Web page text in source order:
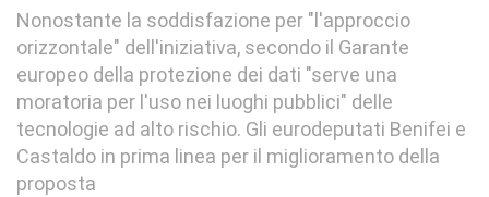
Nonostante la soddisfazione per "l'approccio
orizzontale" dell'iniziativa, secondo il Garante
europeo della protezione dei dati "serve una
moratoria per l'uso nei luoghi pubblici" delle
tecnologie ad alto rischio. Gli eurodeputati Benifei e
Castaldo in prima linea per il miglioramento della
proposta